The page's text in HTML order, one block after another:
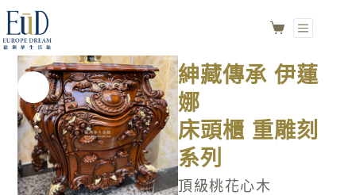
床頭櫃 重雕刻系列
紳藏傳承 伊蓮
娜
床頭櫃 重雕刻
系列
頂級桃花心木